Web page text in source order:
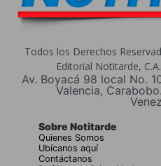
Todos los Derechos
Editorial Notitarde,
Av. Boyacá 98 local No.
Valencia,
Sobre Notitarde
Quienes Somos
Ubícanos aquí
Contáctanos